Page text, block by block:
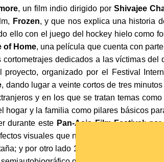
, un film indio dirigido por Shivajee
Frozen, y que nos explica una historia
ello con el juego del hockey hielo como
of Home, una película que cuenta con
dedicados a las víctimas del
organizado por el Festival
, dando lugar a veinte cortos de tres
y en los que se tratan temas
hogar y la familia como pilares básicos
durante este Pan-Asia Film Festival:
visuales que nos habla del fuerte
y por otro lado 11 Flowers Wang